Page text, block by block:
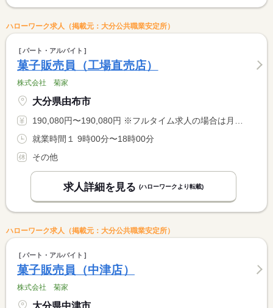
ハローワーク求人（掲載元：大分公共職業安定所）
パート・アルバイト
菓子販売員（工場直売店）
株式会社 菊家
大分県由布市
190,080円〜190,080円 ※フルタイム求人の場合は月額（換算額）、パート求人の場合は時間額を表示しています。
就業時間１ 9時00分〜18時00分
その他
求人詳細を見る (ハローワークより転載)
ハローワーク求人（掲載元：大分公共職業安定所）
パート・アルバイト
菓子販売員（中津店）
株式会社 菊家
大分県中津市